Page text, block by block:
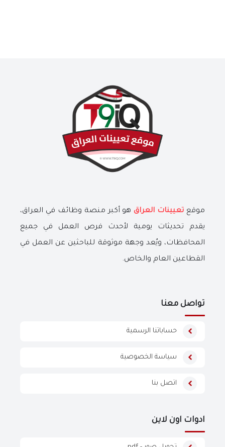
موقع تعيينات العراق هو أكبر منصة وظائف في العراق،
يقدم تحديثات يومية لأحدث فرص العمل في جميع
المحافظات، ويُعد وجهة موثوقة للباحثين عن العمل في
القطاعين العام والخاص.
تواصل معنا
حساباتنا الرسمية
سياسة الخصوصية
اتصل بنا
ادوات اون لاين